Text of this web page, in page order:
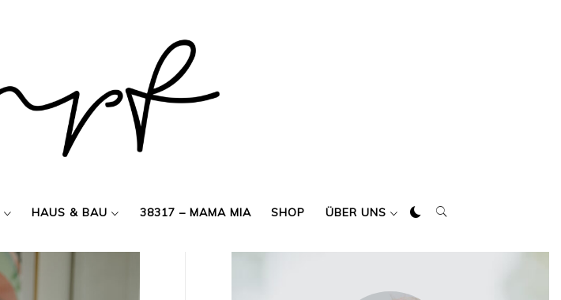
HAUS & BAU 38317 – MAMA MIA SHOP ÜBER UNS